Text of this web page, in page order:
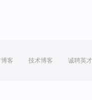
客 技术博客 诚聘英才